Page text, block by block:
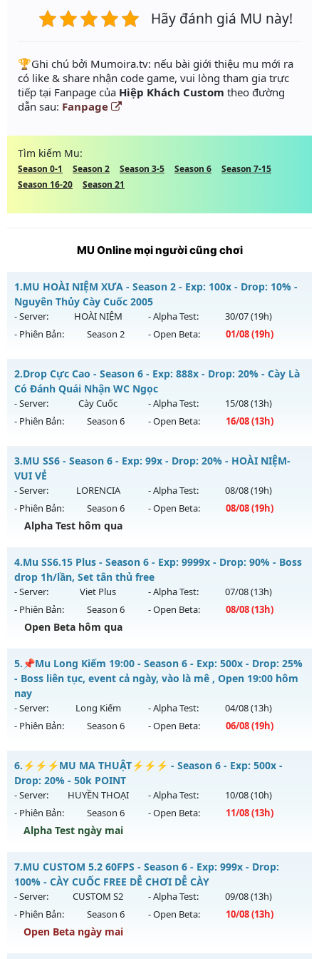
Hãy đánh giá MU này!
️🏆Ghi chú bởi Mumoira.tv: nếu bài giới thiệu mu mới ra
có like & share nhận code game, vui lòng tham gia trực
tiếp tại Fanpage của Hiệp Khách Custom theo đường
dẫn sau: Fanpage
Tìm kiếm Mu:
Season 0-1 Season 2 Season 3-5 Season 6
Season 7-15
Season 16-20
Season 21
MU Online mọi người cũng chơi
1.MU HOÀI NIỆM XƯA - Season 2 - Exp: 100x - Drop: 10% -
Nguyên Thủy Cày Cuốc 2005
- Server: HOÀI NIỆM - Alpha Test: 30/07(19h)
- Phiên Bản:
Season 2 - Open Beta: 01/08(19h)
Mu mới ra tháng 08 2026 - Mở máy chủ
ngày 01/08/2626
Exp: 100x - Drop: 10%
Thể loại: Mu Nguyên bản Webzen
Antihack: Phiên bản mới nhất
2.Drop Cực Cao - Season 6 - Exp: 888x - Drop: 20% - Cày Là
Có Đánh Quái Nhận WC Ngọc
- Server: Cày Cuốc - Alpha Test: 15/08(13h)
- Phiên Bản:
Season 6 - Open Beta: 16/08(13h)
Drop Cực Cao - Cày Là Có Đánh Quái Nhận WC Ngọc
Mu mới ra tháng 08 2026 - Mở máy chủ
ngày 16/08/2626
Exp: 888x - Drop: 20%
Kiểu reset: Non Reset
Antihack: Game Guard
3.MU SS6 - Season 6 - Exp: 99x - Drop: 20% - HOÀI NIỆM-
VUI VẺ
- Server: LORENCIA - Alpha Test: 08/08(19h)
- Phiên Bản:
Season 6 - Open Beta: 08/08(19h)
Alpha Test hôm qua
MU SS6 - HOÀI NIỆM-VUI VẺ
Mu mới ra tháng 08 2026 - Mở máy chủ
ngày 08/08/2626
Exp: 99x - Drop: 20%
Kiểu reset: Non Reset
Thể loại: Mu Nguyên bản Webzen
Antihack: OK
4.Mu SS6.15 Plus - Season 6 - Exp: 9999x - Drop: 90% - Boss
drop 1h/lần, Set tân thủ free
- Server: Viet Plus - Alpha Test: 07/08(13h)
- Phiên Bản:
Season 6 - Open Beta: 08/08(13h)
Open Beta hôm qua
Mu SS6.15 Plus - Boss drop 1h/lần, Set tân thủ free
Mu mới ra tháng 08 2026 - Mở máy chủViet Plusvào 13h
ngày 08/08/2626
Exp: 9999x - Drop: 90%
Thể loại: Mu Bán Đồ Full Trong Shop
Antihack: Phoenix chống hack mới
5. 📌Mu Long Kiếm 19:00 - Season 6 - Exp: 500x - Drop: 25%
- Boss liên tục, event cả ngày, vào là mê , Open 19:00 hôm
nay
- Server: Long Kiếm - Alpha Test: 04/08(13h)
- Phiên Bản:
Season 6 - Open Beta: 06/08(19h)
📌Mu Long Kiếm 19:00 - Boss liên tục, event cả ngày, vào là
mê , Open 19:00 hôm nay
Mu mới ra tháng 08 2026 - Mở máy chủ
Long Kiếmvào 19h
ngày 06/08/2626
Exp: 500x - Drop: 25%
Thể loại: Mu Nguyên bản Webzen
Antihack: VIP SHIELD
6. ⚡⚡⚡MU MA THUẬT⚡⚡⚡ - Season 6 - Exp: 500x -
Drop: 20% - 50k POINT
- Server: HUYỀN THOẠI - Alpha Test: 10/08(10h)
- Phiên Bản:
Season 6 - Open Beta: 11/08(13h)
Alpha Test ngày mai
Mu mới ra tháng 08 2026 - Mở máy chủHUYỀN THOẠI
13h ngày 11/08/2626
Exp: 500x - Drop: 20%
Kiểu reset: Reset In Game
7.MU CUSTOM 5.2 60FPS - Season 6 - Exp: 999x - Drop:
100% - CÀY CUỐC FREE DỄ CHƠI DỄ CÀY
- Server: CUSTOM S2 - Alpha Test: 09/08(13h)
- Phiên Bản:
Season 6 - Open Beta: 10/08(13h)
Open Beta ngày mai